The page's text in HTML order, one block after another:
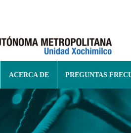
ACERCA DE PREGUNTAS